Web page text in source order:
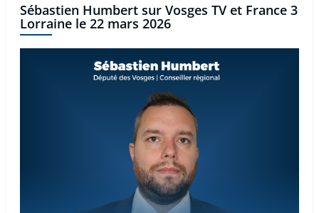
Sébastien Humbert sur Vosges TV et France 3
Lorraine le 22 mars 2026